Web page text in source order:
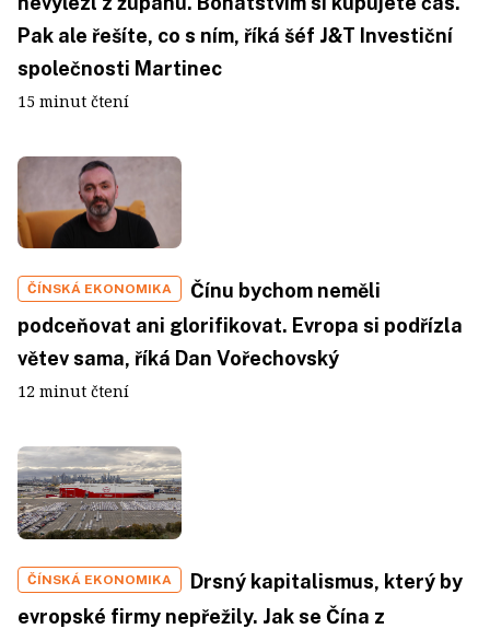
Pak ale řešíte, co s ním, říká šéf J&T Investiční
společnosti Martinec
15 minut čtení
ČÍNSKÁ EKONOMIKA
Čínu bychom neměli
podceňovat ani glorifikovat. Evropa si podřízla
větev sama, říká Dan Vořechovský
12 minut čtení
ČÍNSKÁ EKONOMIKA
Drsný kapitalismus, který by
evropské firmy nepřežily. Jak se Čína z